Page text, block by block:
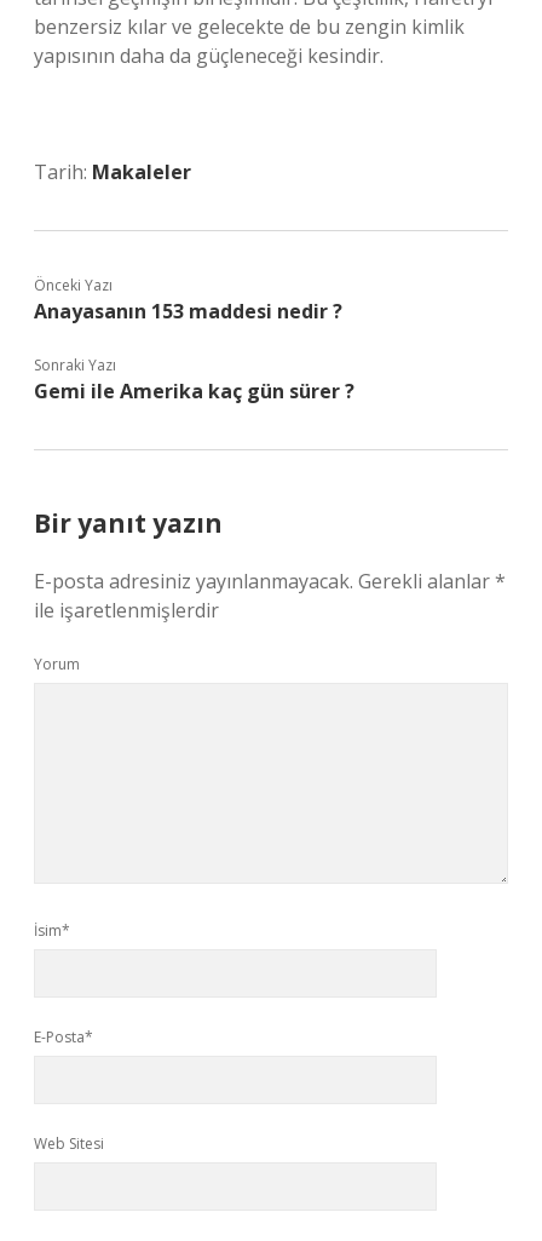
benzersiz kılar ve gelecekte de bu zengin kimlik
yapısının daha da güçleneceği kesindir.
Tarih: Makaleler
Önceki Yazı
Anayasanın 153 maddesi nedir ?
Sonraki Yazı
Gemi ile Amerika kaç gün sürer ?
Bir yanıt yazın
E-posta adresiniz yayınlanmayacak. Gerekli alanlar*
ile işaretlenmişlerdir
Yorum
İsim*
E-Posta*
Web Sitesi